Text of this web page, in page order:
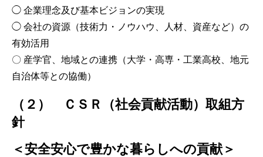
◯ 企業理念及び基本ビジョンの実現
◯ 会社の資源（技術力・ノウハウ、人材、資産など）の
有効活用
〇 産学官、地域との連携（大学・高専・工業高校、地元
自治体等との協働）
（２） ＣＳＲ（社会貢献活動）取組方
針
＜安全安心で豊かな暮らしへの貢献＞